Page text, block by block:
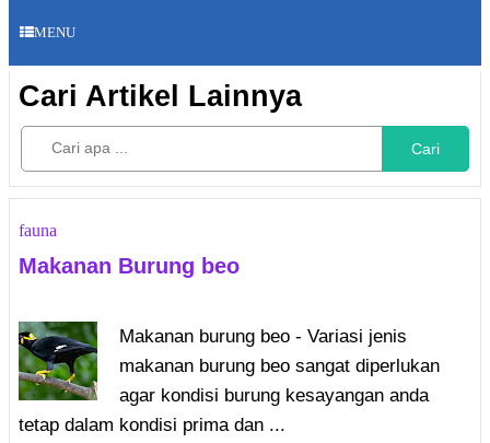
MENU
Cari Artikel Lainnya
Cari
fauna
Makanan Burung beo
Makanan burung beo - Variasi jenis
makanan burung beo sangat diperlukan
agar kondisi burung kesayangan anda
tetap dalam kondisi prima dan ...